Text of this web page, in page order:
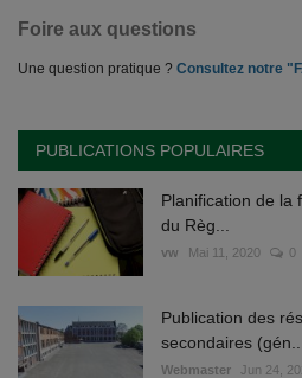
Foire aux questions
Une question pratique ? Consultez notre
PUBLICATIONS POPULAIRES
Planification de la
du Règ...
vw Mai 11, 2020 0
Publication des
secondaires (gén...
Webmaster Jun 24,